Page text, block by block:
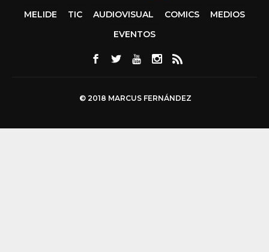
MELIDE TIC AUDIOVISUAL COMICS
MEDIOS
EVENTOS
© 2018 MARCUS FERNÁNDEZ